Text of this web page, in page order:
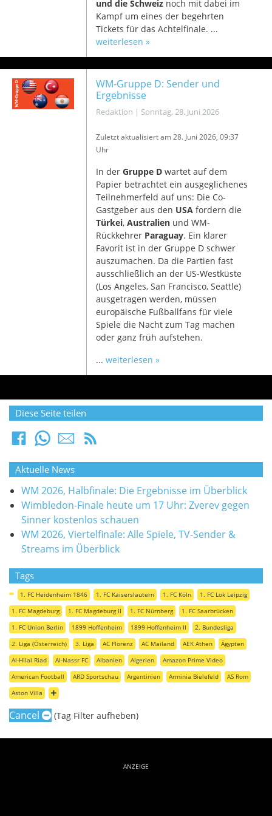
und die Schweiznoch mit dabei im
Kampf um eines der begehrten
Tickets für das Achtelfinale. ...
weiterlesen »
WM-Gruppe D: Sender und
Ergebnisse
Redaktion | Sonntag, 28. Juni 2026
Zuletzt aktualisiert am 28. Juni 2026, 09:37
Uhr
In der Gruppe Dwartet auf dem
Papier betrachtet ein ausgeglichenes
Teilnehmerfeld auf uns: Die Co-
Gastgeber aus den USAfordern die
Türkei, Australienund WM-
Rückkehrer Paraguay. Ein klarer
Favorit ist in der Gruppe D schwer
auszumachen. Da die Partien fast
ausschließlich an der US-Westküste
(Los Angeles, San Francisco, Seattle)
ausgetragen werden, müssen
europäische Fußballfans für viele
Spiele die Nacht zum Tag machen
oder ganz früh aufstehen.
... weiterlesen »
Diese Seite teilen
Aktuelle News
WM 2026, Halbfinale: Die Ergebnisse im Überblick
Wimbledon-Finale heute um 17 Uhr: Zverev gegen
Sinner kostenlos schauen
WM 2026, Viertelfinale: Alle Spiele, TV-Sender &
Streams im Überblick
Tags
1. FC Heidenheim 1846 1. FC Kaiserslautern 1. FC Köln
1. FC Lok Leipzig
1. FC Magdeburg
1. FC Magdeburg II 1. FC Nürnberg
1. FC Saarbrücken
1. FC Union Berlin
1899 Hoffenheim 1899 Hoffenheim II
2. Bundesliga
2. Liga (Österreich)
3. Liga AC Florenz AC Mailand AEK Athen
Ägypten
Al-Hilal Riad
Al-Nassr FC Albanien Algerien
Amazon Prime Video
American Football
ARD Sportschau Argentinien Arminia Bielefeld
AS Rom
Aston Villa
Cancel (Tag Filter aufheben)
ANZEIGE